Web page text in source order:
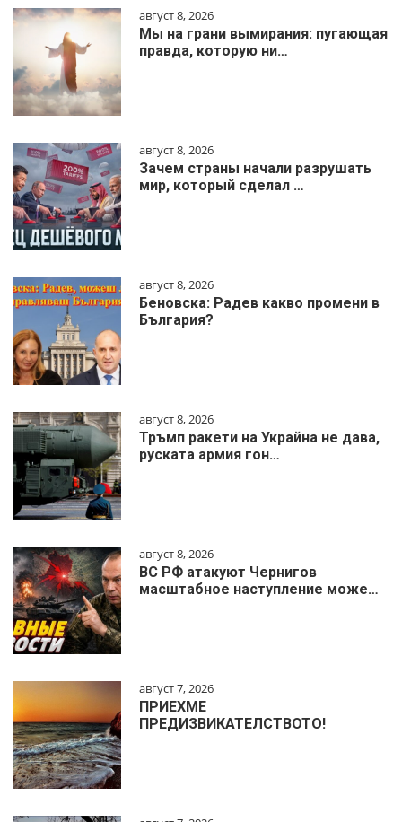
август 8, 2026
Мы на грани вымирания: пугающая
правда, которую ни…
август 8, 2026
Зачем страны начали разрушать
мир, который сделал …
август 8, 2026
Беновска: Радев какво промени в
България?
август 8, 2026
Тръмп ракети на Украйна не дава,
руската армия гон…
август 8, 2026
ВС РФ атакуют Чернигов
масштабное наступление може…
август 7, 2026
ПРИЕХМЕ
ПРЕДИЗВИКАТЕЛСТВОТО!